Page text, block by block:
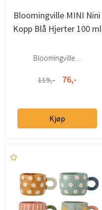
Bloomingville MINI Nini
Kopp Blå Hjerter 100 ml
Bloomingville ...
119,- 76,-
Kjøp